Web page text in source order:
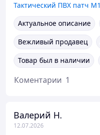
Актуальное описание
Вежливый продавец
Товар был в наличии
Коментарии 1
Валерий Н.
12.07.2026